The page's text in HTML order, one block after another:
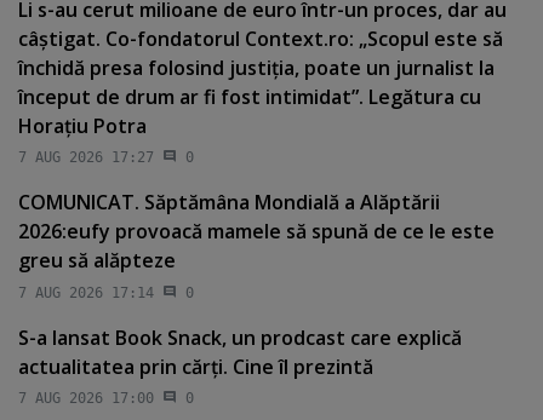
Li s-au cerut milioane de euro într-un proces, dar au
câştigat. Co-fondatorul Context.ro: „Scopul este să
închidă presa folosind justiţia, poate un jurnalist la
început de drum ar fi fost intimidat”. Legătura cu
Horaţiu Potra
7 AUG 2026 17:27 0
COMUNICAT. Săptămâna Mondială a Alăptării
2026:eufy provoacă mamele să spună de ce le este
greu să alăpteze
7 AUG 2026 17:14 0
S-a lansat Book Snack, un prodcast care explică
actualitatea prin cărţi. Cine îl prezintă
7 AUG 2026 17:00 0